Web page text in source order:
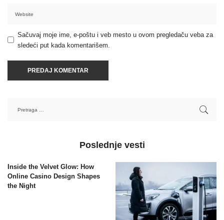
Sačuvaj moje ime, e-poštu i veb mesto u ovom pregledaču veba za
sledeći put kada komentarišem.
Poslednje vesti
Inside the Velvet Glow: How
Online Casino Design Shapes
the Night